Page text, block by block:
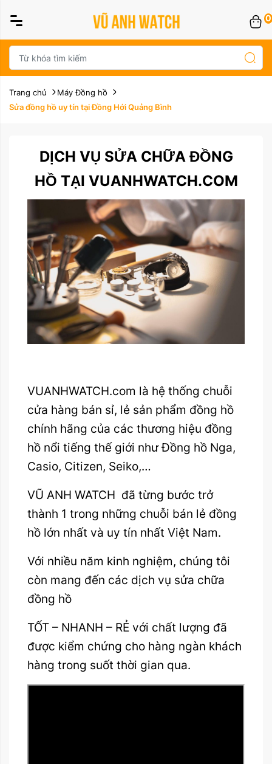
0
Trang chủ
Máy Đồng hồ
Sửa đồng hồ uy tín tại Đồng Hới Quảng Bình
DỊCH VỤ SỬA CHỮA ĐỒNG
HỒ TẠI VUANHWATCH.COM
VUANHWATCH.com là hệ thống chuỗi
cửa hàng bán sỉ, lẻ sản phẩm đồng hồ
chính hãng của các thương hiệu đồng
hồ nổi tiếng thế giới như Đồng hồ Nga,
Casio, Citizen, Seiko,…
VŨ ANH WATCH đã từng bước trở
thành 1 trong những chuỗi bán lẻ đồng
hồ lớn nhất và uy tín nhất Việt Nam.
Với nhiều năm kinh nghiệm, chúng tôi
còn mang đến các dịch vụ sửa chữa
đồng hồ
TỐT – NHANH – RẺ với chất lượng đã
được kiểm chứng cho hàng ngàn khách
hàng trong suốt thời gian qua.